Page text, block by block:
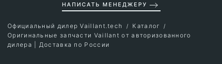
НАПИСАТЬ МЕНЕДЖЕРУ
Официальный дилер Vaillant.tech
Каталог
Оригинальные запчасти Vaillant от авторизованного
дилера | Доставка по России